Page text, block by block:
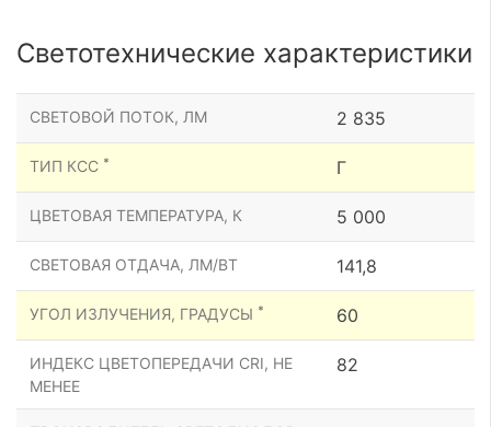
Светотехнические характеристики
СВЕТОВОЙ ПОТОК, ЛМ 2 835
ТИП КСС * Г
ЦВЕТОВАЯ ТЕМПЕРАТУРА, К 5 000
СВЕТОВАЯ ОТДАЧА, ЛМ/ВТ 141,8
УГОЛ ИЗЛУЧЕНИЯ, ГРАДУСЫ * 60
ИНДЕКС ЦВЕТОПЕРЕДАЧИ CRI, НЕ
МЕНЕЕ
82